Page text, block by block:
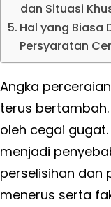
dan Situasi
Hal yang Biasa
Persyaratan
Angka
terus
oleh cegai
menjadi
perselisihan dan
menerus serta